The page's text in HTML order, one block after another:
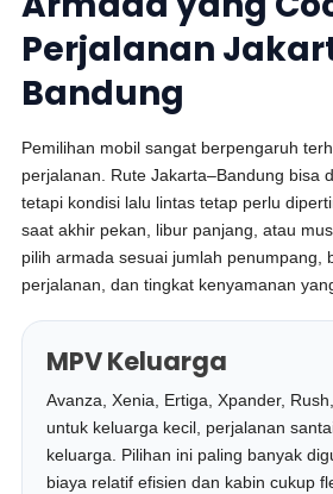
Perjalanan
Bandung
Pemilihan mobil sangat berpengaruh
perjalanan. Rute Jakarta–Bandung bisa
tetapi kondisi lalu lintas tetap perlu
saat akhir pekan, libur panjang, atau
pilih armada sesuai jumlah penumpang,
perjalanan, dan tingkat kenyamanan
MPV Keluarga
Avanza, Xenia, Ertiga, Xpander,
untuk keluarga kecil, perjalanan
keluarga. Pilihan ini paling banyak
biaya relatif efisien dan kabin cukup